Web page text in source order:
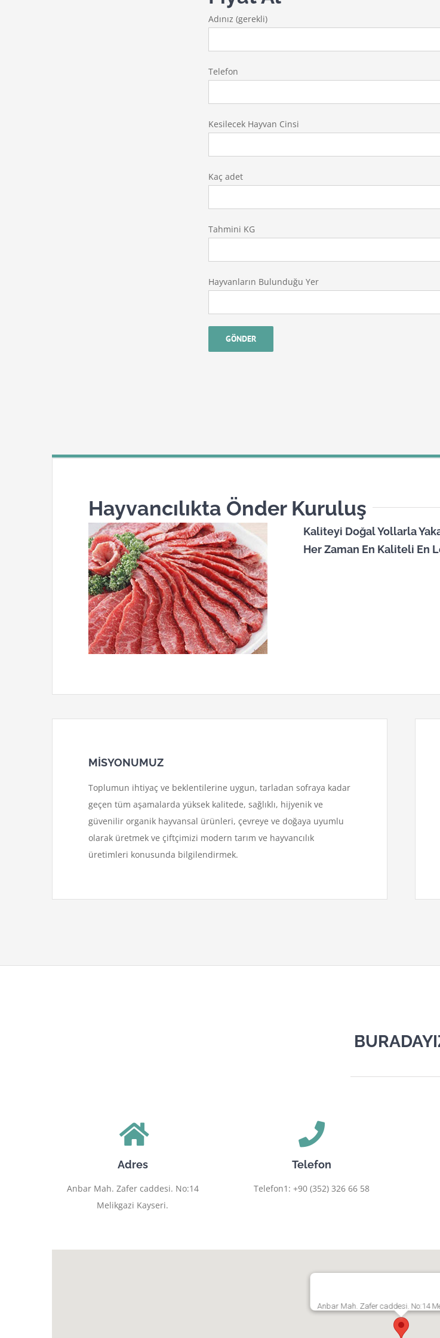
Adınız (gerekli)
Telefon
Kesilecek Hayvan Cinsi
Kaç adet
Tahmini KG
Hayvanların Bulunduğu Yer
Hayvancılıkta Önder Kuruluş
Kaliteyi Doğal Yollarla
Her Zaman En Kaliteli En
MİSYONUMUZ
Toplumun ihtiyaç ve beklentilerine uygun, tarladan sofraya kadar
geçen tüm aşamalarda yüksek kalitede, sağlıklı, hijyenik ve
güvenilir organik hayvansal ürünleri, çevreye ve doğaya uyumlu
olarak üretmek ve çiftçimizi modern tarım ve hayvancılık
üretimleri konusunda bilgilendirmek.
Adres
Anbar Mah. Zafer caddesi. No:14
Melikgazi Kayseri.
Telefon
Telefon1: +90 (352) 326 66 58
Anbar Mah. Zafer caddesi. No:14